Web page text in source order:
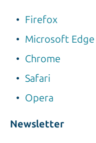
Firefox
Microsoft Edge
Chrome
Safari
Opera
Newsletter